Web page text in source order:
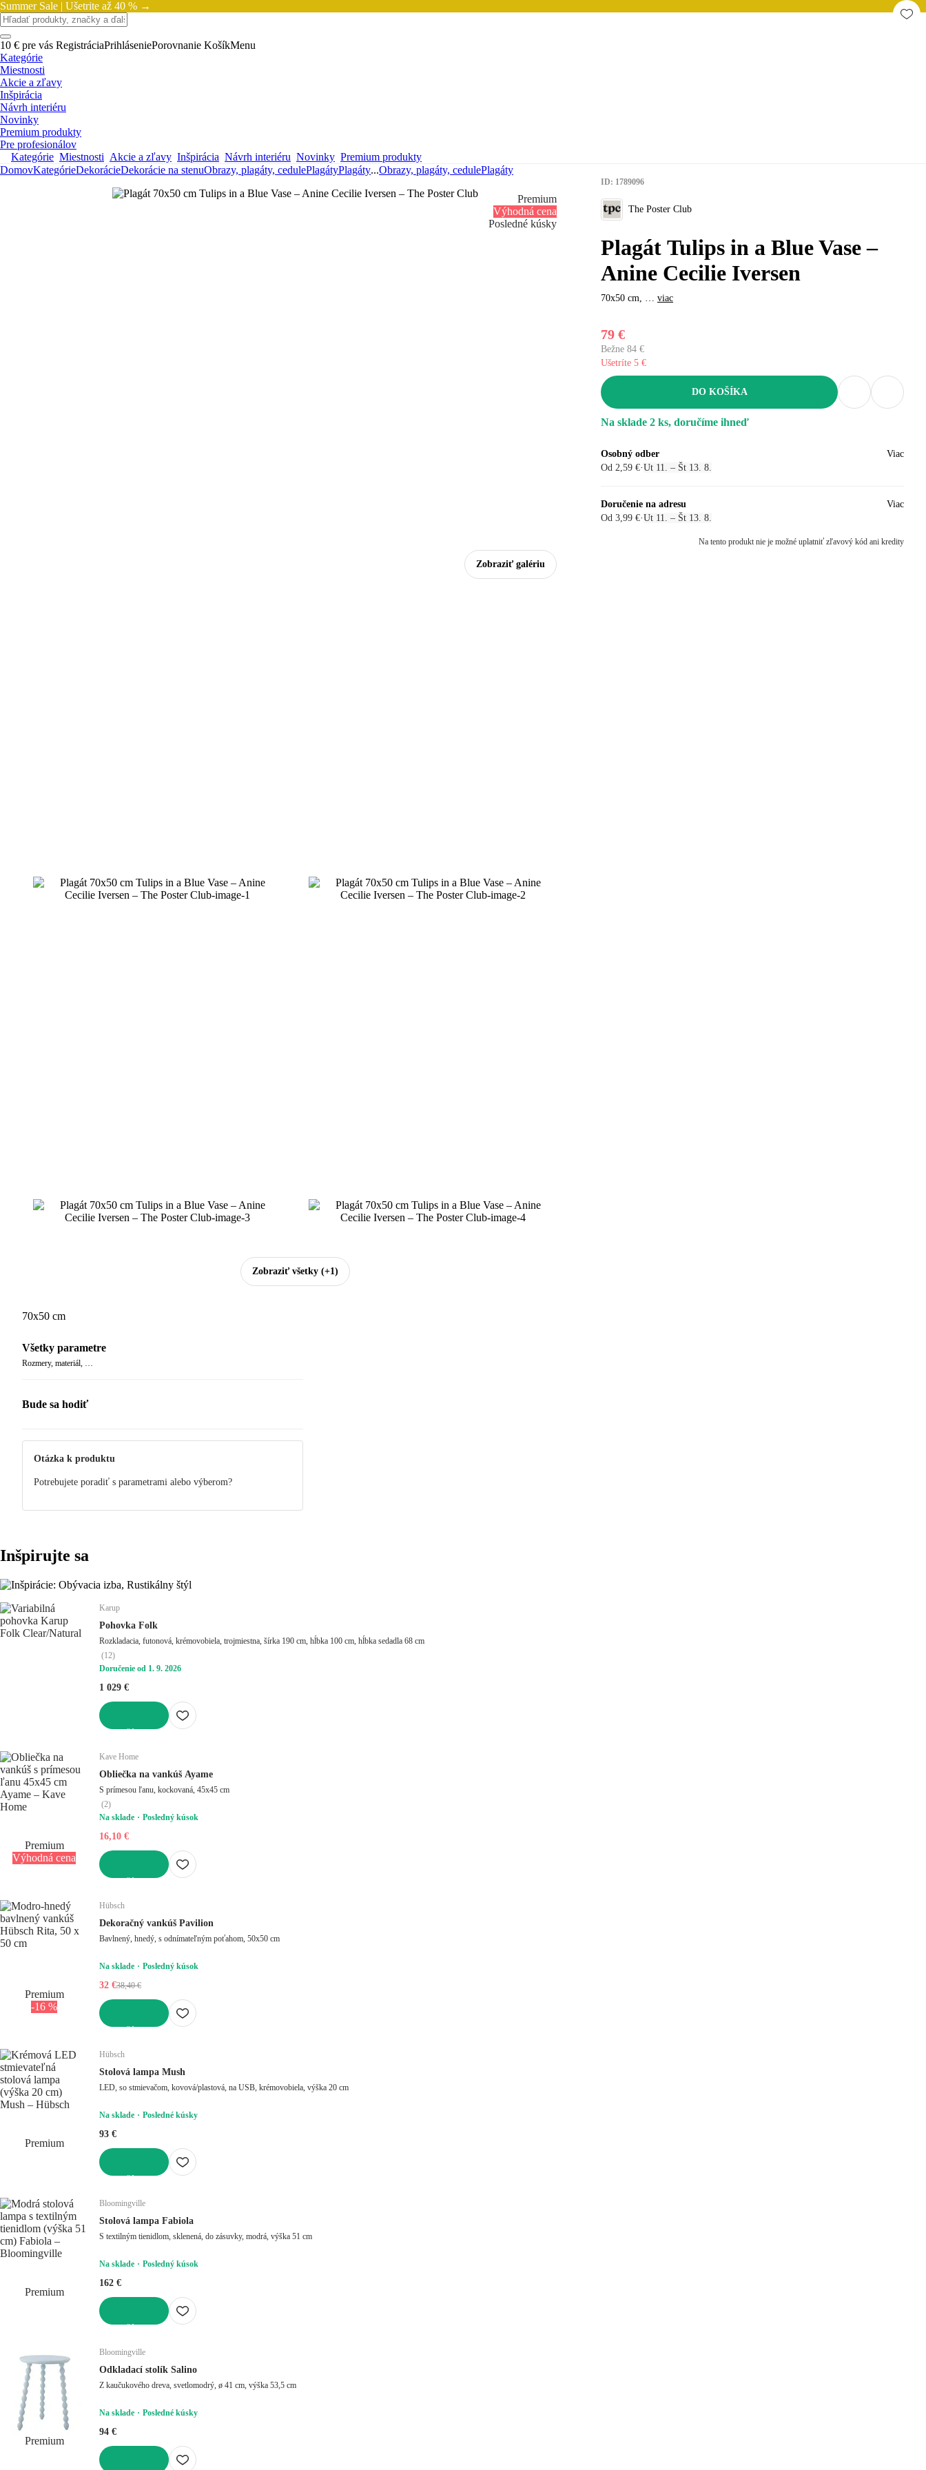
Summer Sale | Ušetrite až 40 % →
10 € pre vás RegistráciaPrihláseniePorovnanie KošíkMenu
Kategórie
Miestnosti
Akcie a zľavy
Inšpirácia
Návrh interiéru
Novinky
Premium produkty
Pre profesionálov
Kategórie Miestnosti Akcie a zľavy Inšpirácia Návrh interiéru Novinky Premium produkty
DomovKategórieDekorácieDekorácie na stenuObrazy, plagáty, cedulePlagátyPlagáty...Obrazy, plagáty, cedulePlagáty
Zobraziť galériu
Zobraziť všetky(+1)
Premium
Výhodná cena
Posledné kúsky
ID: 1789096
The Poster Club
Plagát Tulips in a Blue Vase –
Anine Cecilie Iversen
70x50 cm, … viac
79 €
Bežne 84 €
Ušetríte 5 €
DO KOŠÍKA
Na sklade 2 ks, doručíme ihneď
Osobný odber
Od 2,59 €·Ut 11. – Št 13. 8.
Viac
Doručenie na adresu
Od 3,99 €·Ut 11. – Št 13. 8.
Viac
Na tento produkt nie je možné uplatniť zľavový kód ani kredity
70x50 cm
Všetky parametre
Rozmery, materiál, …
Bude sa hodiť
Otázka k produktu
Potrebujete poradiť s parametrami alebo výberom?
Inšpirujte sa
Karup
Pohovka Folk
Rozkladacia, futonová, krémovobiela, trojmiestna, šírka 190 cm, hĺbka 100 cm, hĺbka sedadla 68 cm
(12)
Doručenie od 1. 9. 2026
1 029 €
Premium
Výhodná cena
Kave Home
Obliečka na vankúš Ayame
S prímesou ľanu, kockovaná, 45x45 cm
(2)
Na sklade
Posledný kúsok
16,10 €
Premium
-16 %
Hübsch
Dekoračný vankúš Pavilion
Bavlnený, hnedý, s odnímateľným poťahom, 50x50 cm
Na sklade Posledný kúsok
32 €38,40 €
Premium
Hübsch
Stolová lampa Mush
LED, so stmievačom, kovová/plastová, na USB, krémovobiela, výška 20 cm
Na sklade Posledné kúsky
93 €
Premium
Bloomingville
Stolová lampa Fabiola
S textilným tienidlom, sklenená, do zásuvky, modrá, výška 51 cm
Na sklade Posledný kúsok
162 €
Premium
Bloomingville
Odkladací stolík Salino
Z kaučukového dreva, svetlomodrý, ø 41 cm, výška 53,5 cm
Na sklade Posledné kúsky
94 €